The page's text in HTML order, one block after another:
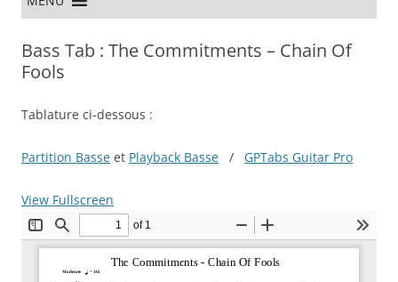
Bass Tab : The Commitments – Chain Of
Fools
Tablature ci-dessous :
Partition Basse et Playback Basse / GPTabs Guitar Pro
View Fullscreen